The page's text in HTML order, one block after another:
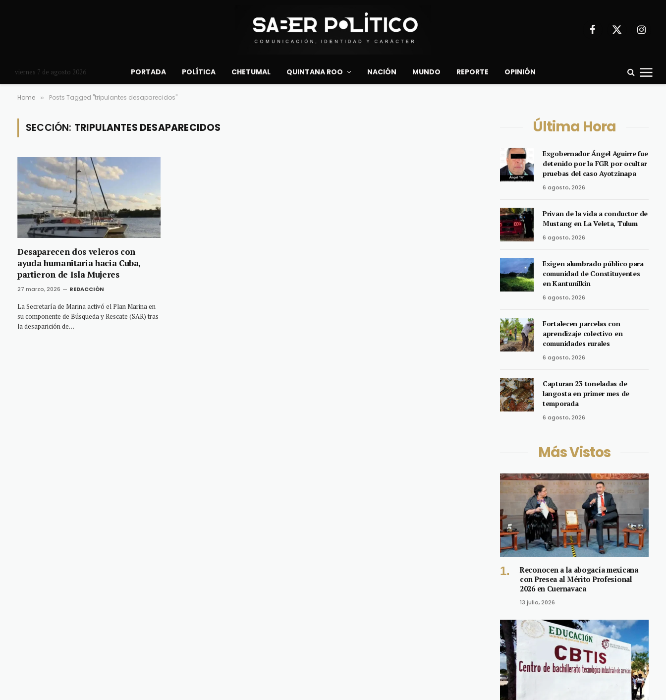
Facebook
X
viernes 7 de agosto 2026 PORTADA POLÍTICA CHETUMAL QUINTANA ROO NACIÓN MUNDO REPORTE OPINIÓN
Home » Posts Tagged "tripulantes desaparecidos"
SECCIÓN: TRIPULANTES DESAPARECIDOS
Desaparecen dos veleros con
ayuda humanitaria hacia Cuba,
partieron de Isla Mujeres
27 marzo, 2026 REDACCIÓN
La Secretaría de Marina activó el Plan Marina en
su componente de Búsqueda y Rescate (SAR) tras
la desaparición de…
Última Hora
Exgobernador Ángel Aguirre fue
detenido por la FGR por ocultar
pruebas del caso Ayotzinapa
6 agosto, 2026
Privan de la vida a conductor de
Mustang en La Veleta, Tulum
6 agosto, 2026
Exigen alumbrado público para
comunidad de Constituyentes
en Kantunilkín
6 agosto, 2026
Fortalecen parcelas con
aprendizaje colectivo en
comunidades rurales
6 agosto, 2026
Capturan 23 toneladas de
langosta en primer mes de
temporada
6 agosto, 2026
Más Vistos
Reconocen a la abogacía mexicana
con Presea al Mérito Profesional
2026 en Cuernavaca
13 julio, 2026